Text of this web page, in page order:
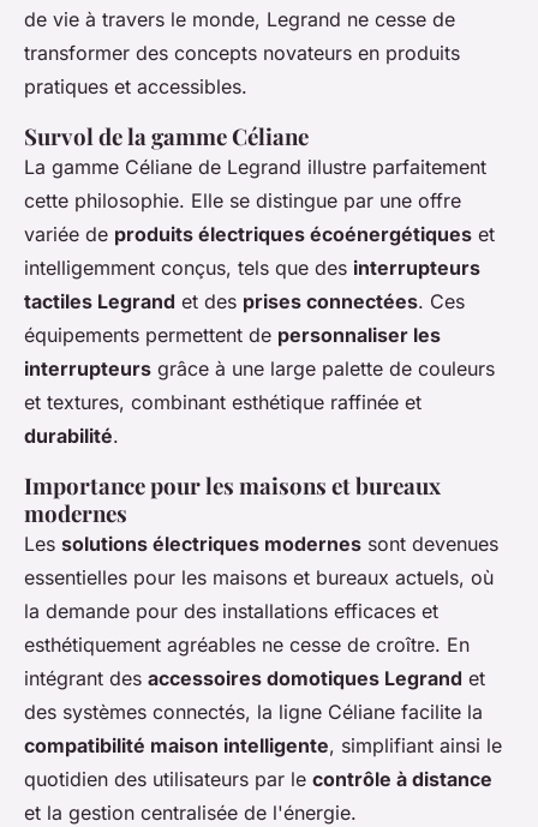
de vie à travers le monde, Legrand ne cesse de
transformer des concepts novateurs en produits
pratiques et accessibles.
Survol de la gamme Céliane
La gamme Céliane de Legrand illustre parfaitement
cette philosophie. Elle se distingue par une offre
variée de produits électriques écoénergétiques et
intelligemment conçus, tels que des interrupteurs
tactiles Legrand et des prises connectées. Ces
équipements permettent de personnaliser les
interrupteurs grâce à une large palette de couleurs
et textures, combinant esthétique raffinée et
durabilité.
Importance pour les maisons et bureaux
modernes
Les solutions électriques modernes sont devenues
essentielles pour les maisons et bureaux actuels, où
la demande pour des installations efficaces et
esthétiquement agréables ne cesse de croître. En
intégrant des accessoires domotiques Legrand et
des systèmes connectés, la ligne Céliane facilite la
compatibilité maison intelligente, simplifiant ainsi le
quotidien des utilisateurs par le contrôle à distance
et la gestion centralisée de l'énergie.